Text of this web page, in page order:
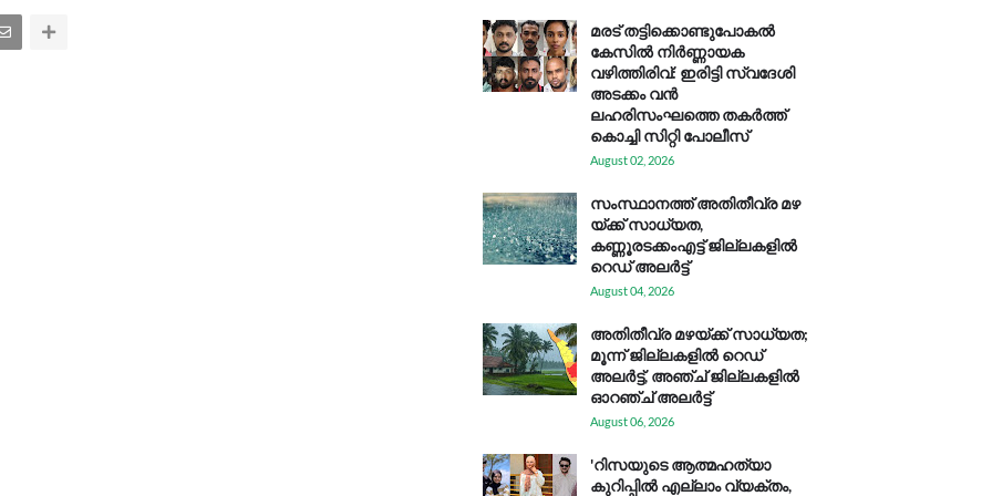
മരട് തട്ടിക്കൊണ്ടുപോകൽ
കേസിൽ നിർണ്ണായക
വഴിത്തിരിവ്: ഇരിട്ടി സ്വദേശി
അടക്കം വൻ
ലഹരിസംഘത്തെ തകർത്ത്
കൊച്ചി സിറ്റി പോലീസ്
August 02, 2026
സം​സ്ഥാ​ന​ത്ത് അ​തി​തീ​വ്ര മ​ഴ​
യ്ക്ക് സാ​ധ്യ​ത,
കണ്ണൂരടക്കംഎ​ട്ട് ജി​ല്ല​ക​ളി​ൽ
റെ​ഡ് അ​ലർ​ട്ട്
August 04, 2026
അതിതീവ്ര മഴയ്ക്ക് സാധ്യത;
മൂന്ന് ജില്ലകളിൽ റെഡ്
അലർട്ട്, അഞ്ച് ജില്ലകളിൽ
ഓറഞ്ച് അലർട്ട്
August 06, 2026
'റിസയുടെ ആത്മഹത്യാ
കുറിപ്പിൽ എല്ലാം വ്യക്തം,